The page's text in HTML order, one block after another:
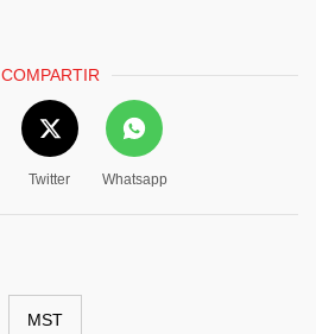
COMPARTIR
Twitter Whatsapp
MST